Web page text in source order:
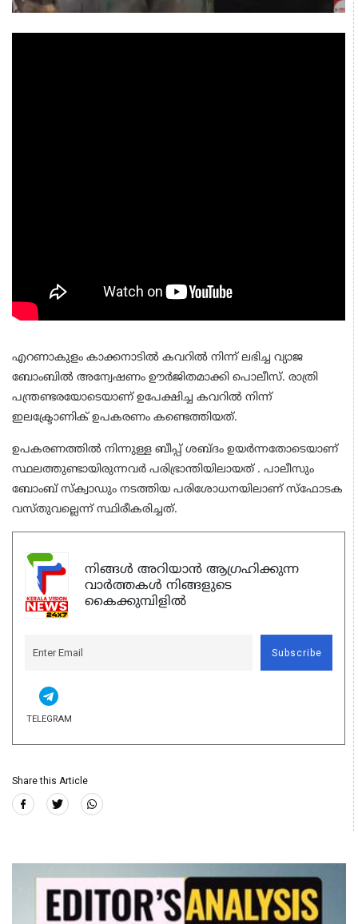
എറണാകുളം കാക്കനാടില്‍ കവറില്‍ നിന്ന് ലഭിച്ച വ്യാജ
ബോംബില്‍ അന്വേഷണം ഊര്‍ജിതമാക്കി പൊലീസ്. രാത്രി
പന്ത്രണ്ടരയോടെയാണ് ഉപേക്ഷിച്ച കവറില്‍ നിന്ന്
ഇലക്ട്രോണിക് ഉപകരണം കണ്ടെത്തിയത്.
ഉപകരണത്തില്‍ നിന്നുള്ള ബീപ്പ് ശബ്ദം ഉയര്‍ന്നതോടെയാണ്
സ്ഥലത്തുണ്ടായിരുന്നവര്‍ പരിഭ്രാന്തിയിലായത് . പാലീസും
ബോംബ് സ്‌ക്വാഡും നടത്തിയ പരിശോധനയിലാണ് സ്‌ഫോടക
വസ്തുവല്ലെന്ന് സ്ഥിരീകരിച്ചത്.
നിങ്ങൾ അറിയാൻ ആഗ്രഹിക്കുന്ന
വാർത്തകൾ നിങ്ങളുടെ
കൈക്കുമ്പിളിൽ
Subscribe
TELEGRAM
Share this Article